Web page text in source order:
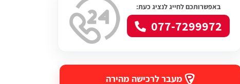
באפשרותכם לחייג לנציג כעת:
077-7299972
מעבר לרכישה מהירה